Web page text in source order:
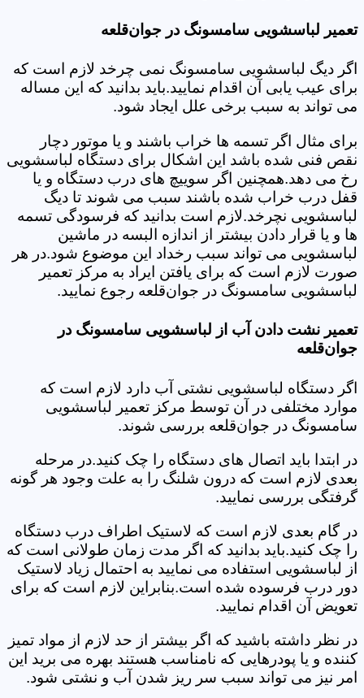
تعمیر لباسشویی سامسونگ در جوان‌قلعه
اگر دیگ لباسشویی سامسونگ نمی چرخد لازم است که
برای عیب یابی آن اقدام نمایید.باید بدانید که این مساله
می تواند به سبب برخی علل ایجاد شود.
برای مثال اگر تسمه ها خراب باشند و یا موتور دچار
نقص فنی شده باشد این اشکال برای دستگاه لباسشویی
رخ می دهد.همچنین اگر سوییچ های درب دستگاه و یا
قفل درب خراب شده باشند سبب می شوند تا دیگ
لباسشویی نچرخد.لازم است بدانید که فرسودگی تسمه
ها و یا قرار دادن بیشتر از اندازه البسه در ماشین
لباسشویی می تواند سبب رخداد این موضوع شود.در هر
صورت لازم است که برای یافتن ایراد به مرکز تعمیر
لباسشویی سامسونگ در جوان‌قلعه رجوع نمایید.
تعمیر نشت دادن آب از لباسشویی سامسونگ در
جوان‌قلعه
اگر دستگاه لباسشویی نشتی آب دارد لازم است که
موارد مختلفی در آن توسط مرکز تعمیر لباسشویی
سامسونگ در جوان‌قلعه بررسی شوند.
در ابتدا باید اتصال های دستگاه را چک کنید.در مرحله
بعدی لازم است که درون شلنگ را به علت وجود هر گونه
گرفتگی بررسی نمایید.
در گام بعدی لازم است که لاستیک اطراف درب دستگاه
را چک کنید.باید بدانید که اگر مدت زمان طولانی است که
از لباسشویی استفاده می نمایید به احتمال زیاد لاستیک
دور درب فرسوده شده است.بنابراین لازم است که برای
تعویض آن اقدام نمایید.
در نظر داشته باشید که اگر بیشتر از حد لازم از مواد تمیز
کننده و یا پودرهایی که نامناسب هستند بهره می برید این
امر نیز می تواند سبب سر ریز شدن آب و نشتی شود.